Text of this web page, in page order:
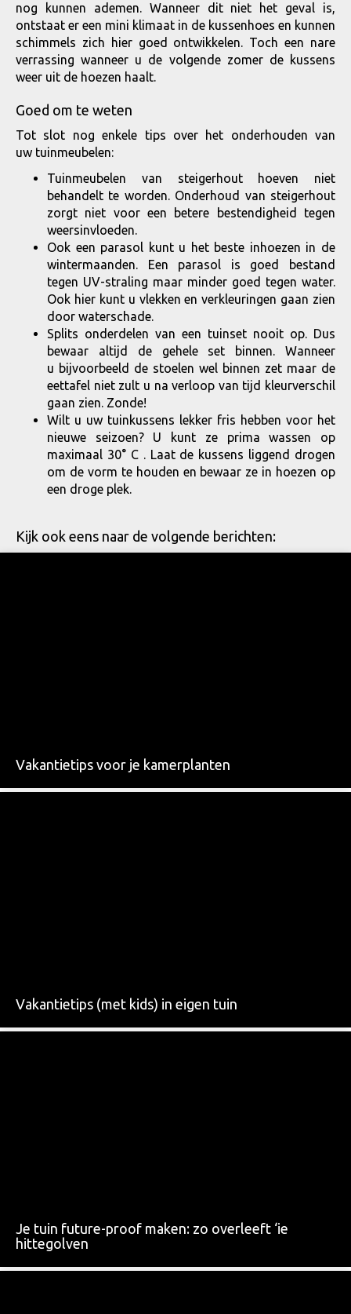
nog kunnen ademen. Wanneer dit niet het geval is,
ontstaat er een mini klimaat in de kussenhoes en kunnen
schimmels zich hier goed ontwikkelen. Toch een nare
verrassing wanneer u de volgende zomer de kussens
weer uit de hoezen haalt.
Goed om te weten
Tot slot nog enkele tips over het onderhouden van
uw tuinmeubelen:
Tuinmeubelen van steigerhout hoeven niet
behandelt te worden. Onderhoud van steigerhout
zorgt niet voor een betere bestendigheid tegen
weersinvloeden.
Ook een parasol kunt u het beste inhoezen in de
wintermaanden. Een parasol is goed bestand
tegen UV-straling maar minder goed tegen water.
Ook hier kunt u vlekken en verkleuringen gaan zien
door waterschade.
Splits onderdelen van een tuinset nooit op. Dus
bewaar altijd de gehele set binnen. Wanneer
u bijvoorbeeld de stoelen wel binnen zet maar de
eettafel niet zult u na verloop van tijd kleurverschil
gaan zien. Zonde!
Wilt u uw tuinkussens lekker fris hebben voor het
nieuwe seizoen? U kunt ze prima wassen op
maximaal 30° C . Laat de kussens liggend drogen
om de vorm te houden en bewaar ze in hoezen op
een droge plek.
Kijk ook eens naar de volgende berichten:
Vakantietips voor je kamerplanten
Vakantietips (met kids) in eigen tuin
Je tuin future-proof maken: zo overleeft ‘ie
hittegolven